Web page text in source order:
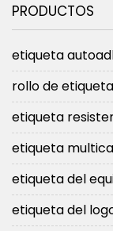
PRODUCTOS
etiqueta
rollo de etiqueta
etiqueta
etiqueta
etiqueta del
etiqueta del